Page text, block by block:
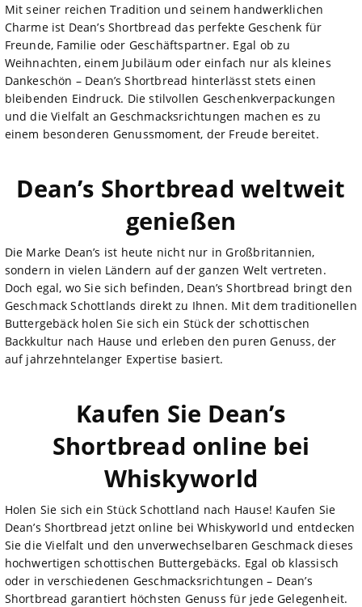
Mit seiner reichen Tradition und seinem handwerklichen
Charme ist Dean’s Shortbread das perfekte Geschenk für
Freunde, Familie oder Geschäftspartner. Egal ob zu
Weihnachten, einem Jubiläum oder einfach nur als kleines
Dankeschön – Dean’s Shortbread hinterlässt stets einen
bleibenden Eindruck. Die stilvollen Geschenkverpackungen
und die Vielfalt an Geschmacksrichtungen machen es zu
einem besonderen Genussmoment, der Freude bereitet.
Dean’s Shortbread weltweit
genießen
Die Marke Dean’s ist heute nicht nur in Großbritannien,
sondern in vielen Ländern auf der ganzen Welt vertreten.
Doch egal, wo Sie sich befinden, Dean’s Shortbread bringt den
Geschmack Schottlands direkt zu Ihnen. Mit dem traditionellen
Buttergebäck holen Sie sich ein Stück der schottischen
Backkultur nach Hause und erleben den puren Genuss, der
auf jahrzehntelanger Expertise basiert.
Kaufen Sie Dean’s
Shortbread online bei
Whiskyworld
Holen Sie sich ein Stück Schottland nach Hause! Kaufen Sie
Dean’s Shortbread jetzt online bei Whiskyworld und entdecken
Sie die Vielfalt und den unverwechselbaren Geschmack dieses
hochwertigen schottischen Buttergebäcks. Egal ob klassisch
oder in verschiedenen Geschmacksrichtungen – Dean’s
Shortbread garantiert höchsten Genuss für jede Gelegenheit.